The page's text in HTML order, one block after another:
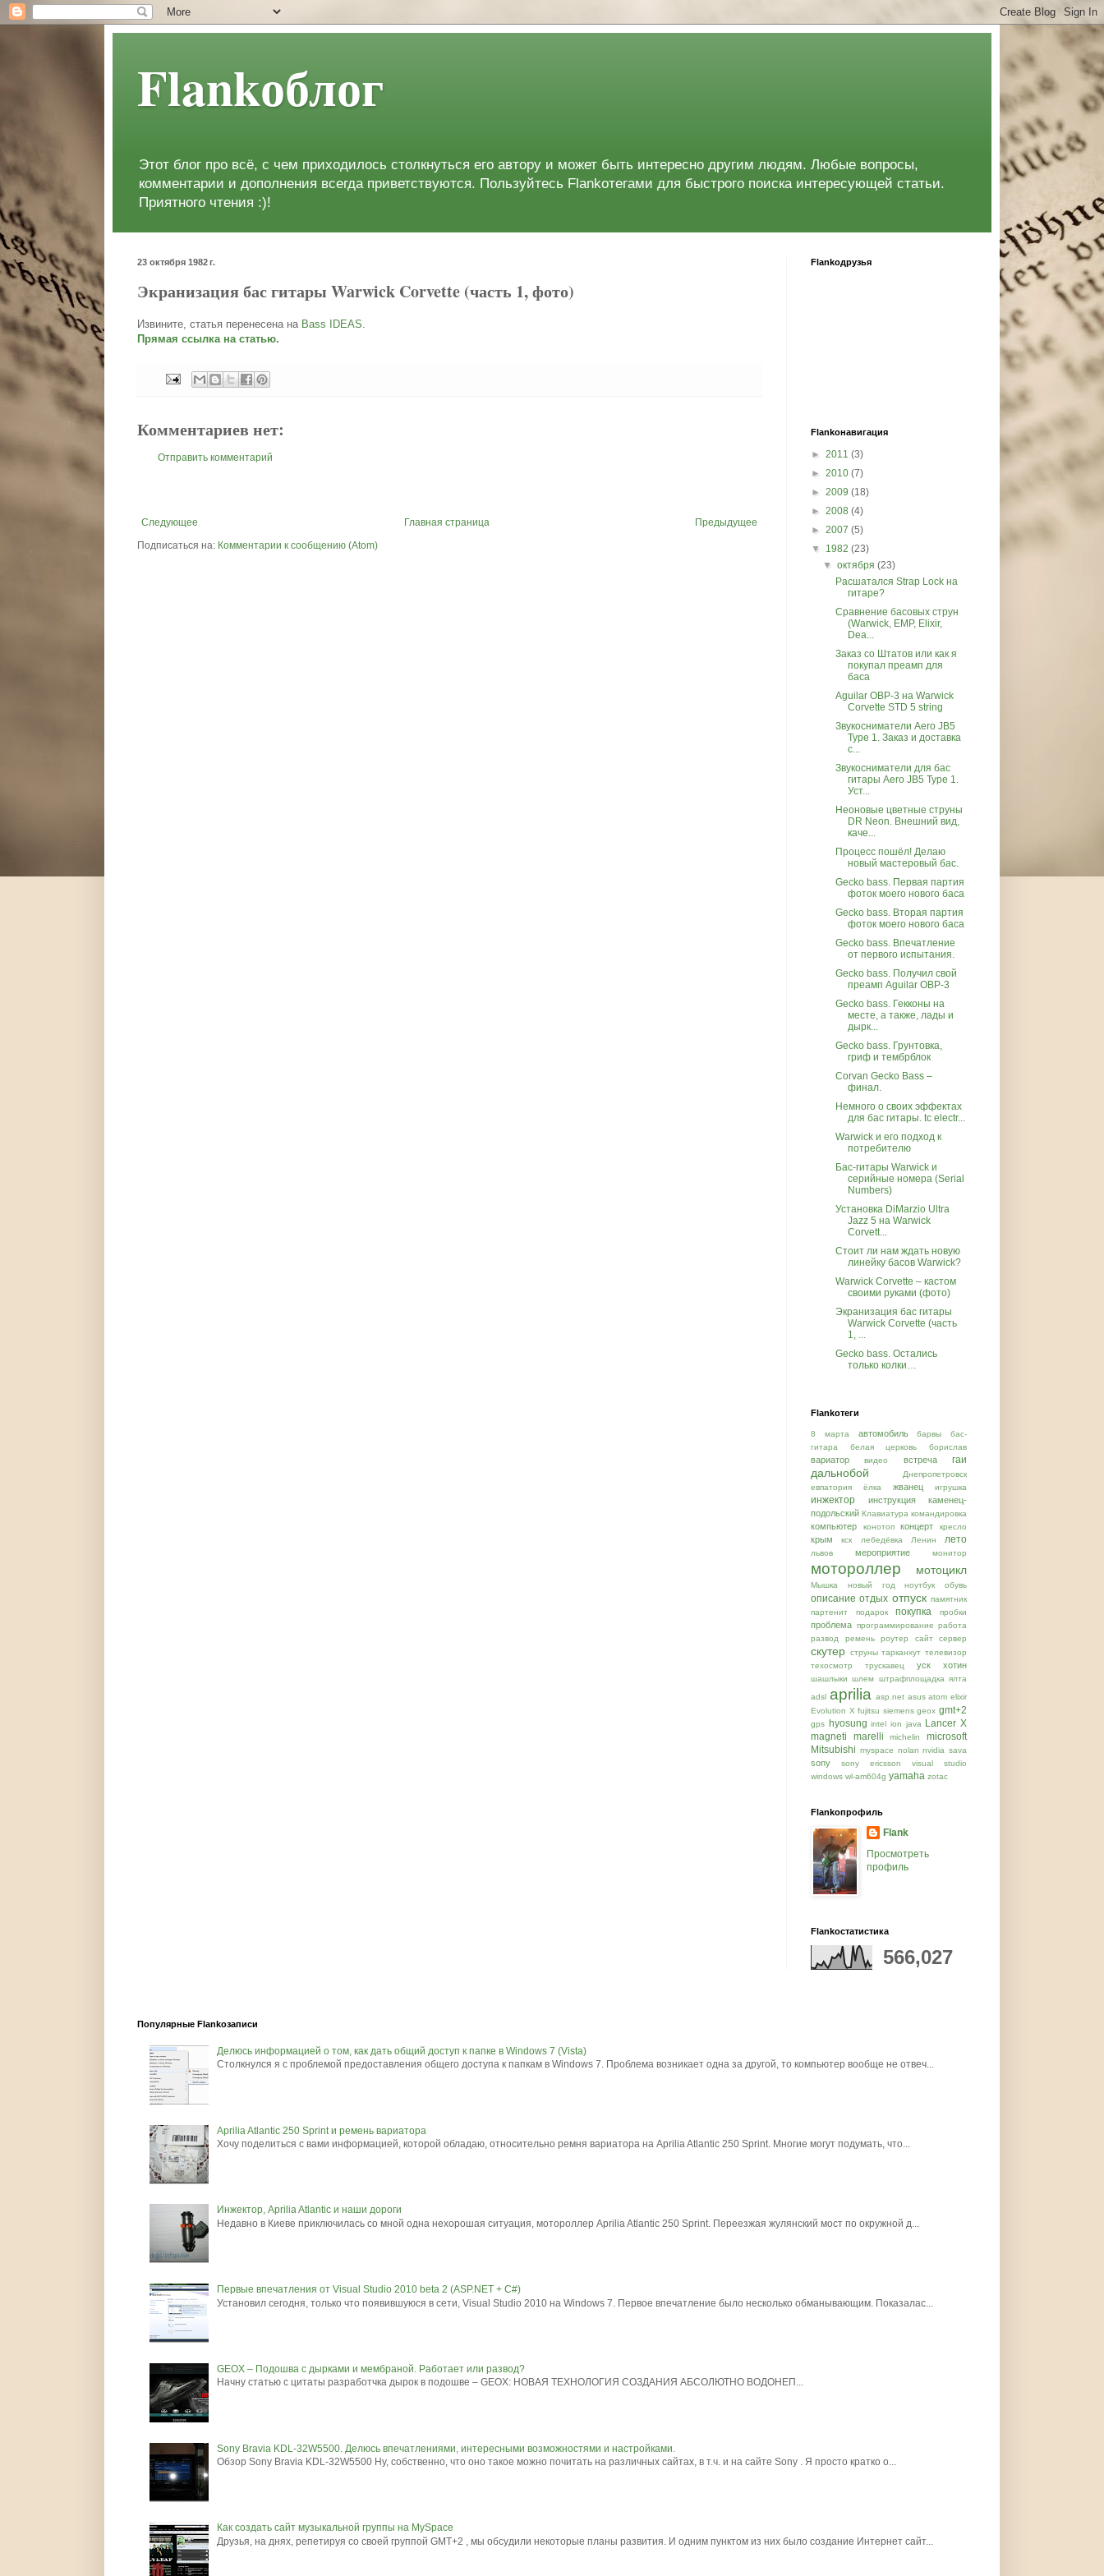
Flankоблог
Этот блог про всё, с чем приходилось столкнуться его автору и может быть интересно другим людям. Любые вопросы,
комментарии и дополнения всегда приветствуются. Пользуйтесь Flankoтегами для быстрого поиска интересующей статьи.
Приятного чтения :)!
23 октября 1982 г.
Экранизация бас гитары Warwick Corvette (часть 1, фото)
Извините, статья перенесена на Bass IDEAS
Прямая ссылка на статью.
Комментариев нет:
Отправить комментарий
Следующее Предыдущее
Главная страница
Подписаться на: Комментарии к сообщению (Atom)
Flankoдрузья
Flankонавигация
► 2011 (3)
► 2010 (7)
► 2009 (18)
► 2008 (4)
► 2007 (5)
▼ 1982 (23)
▼октября(23)
Расшатался Strap Lock на
гитаре?
Сравнение басовых струн
(Warwick, EMP, Elixir,
Dea...
Заказ со Штатов или как я
покупал преамп для
баса
Aguilar OBP-3 на Warwick
Corvette STD 5 string
Звукосниматели Aero JB5
Type 1. Заказ и доставка
с...
Звукосниматели для бас
гитары Aero JB5 Type 1.
Уст...
Неоновые цветные струны
DR Neon. Внешний вид,
каче...
Процесс пошёл! Делаю
новый мастеровый бас.
Gecko bass. Первая партия
фоток моего нового баса
Gecko bass. Вторая партия
фоток моего нового баса
Gecko bass. Впечатление
от первого испытания.
Gecko bass. Получил свой
преамп Aguilar OBP-3
Gecko bass. Гекконы на
месте, а также, лады и
дырк...
Gecko bass. Грунтовка,
гриф и тембрблок
Corvan Gecko Bass –
финал.
Немного о своих эффектах
для бас гитары. tc electr...
Warwick и его подход к
потребителю
Бас-гитары Warwick и
серийные номера (Serial
Numbers)
Установка DiMarzio Ultra
Jazz 5 на Warwick
Corvett...
Стоит ли нам ждать новую
линейку басов Warwick?
Warwick Corvette – кастом
своими руками (фото)
Экранизация бас гитары
Warwick Corvette (часть
1, ...
Gecko bass. Остались
только колки…
Flankотеги
8 марта автомобиль барвы
бас-
гитара
белая церковь борислав
вариатор видео встреча гаи
дальнобой
Днепропетровск
евпатория
ёлка жванец игрушка
инжектор инструкция
каменец-
подольский Клавиатура командировка
компьютер конотоп концерт кресло
крым кск лебедёвка Ленин лето
львов мероприятие монитор
мотороллер мотоцикл
Мышка новый год ноутбук обувь
описание отдых отпуск памятник
партенит
подарок покупка пробки
проблема программирование работа
развод
ремень роутер сайт сервер
скутер струны тарканхут телевизор
техосмотр
трускавец уск хотин
шашлыки шлем штрафплощадка ялта
adsl aprilia asp.net asus atom elixir
Evolution X fujitsu siemens geox gmt+2
gps hyosung intel ion java Lancer X
magneti marelli
michelin
microsoft
Mitsubishi myspace nolan nvidia sava
sony sony ericsson
visual studio
windows wl-am604g yamaha zotac
Flankопрофиль
Flank
Просмотреть
профиль
Flankoстатистика
566,027
Популярные Flankoзаписи
Делюсь информацией о том, как дать общий доступ к папке в Windows 7 (Vista)
Столкнулся я с проблемой предоставления общего доступа к папкам в Windows 7. Проблема возникает одна за другой, то компьютер вообще не отвеч...
Aprilia Atlantic 250 Sprint и ремень вариатора
Хочу поделиться с вами информацией, которой обладаю, относительно ремня вариатора на Aprilia Atlantic 250 Sprint. Многие могут подумать, что...
Инжектор, Aprilia Atlantic и наши дороги
Недавно в Киеве приключилась со мной одна нехорошая ситуация, мотороллер Aprilia Atlantic 250 Sprint. Переезжая жулянский мост по окружной д...
Первые впечатления от Visual Studio 2010 beta 2 (ASP.NET + C#)
Установил сегодня, только что появившуюся в сети, Visual Studio 2010 на Windows 7. Первое впечатление было несколько обманывающим. Показалас...
GEOX – Подошва с дырками и мембраной. Работает или развод?
Начну статью с цитаты разработчка дырок в подошве – GEOX: НОВАЯ ТЕХНОЛОГИЯ СОЗДАНИЯ АБСОЛЮТНО ВОДОНЕП...
Sony Bravia KDL-32W5500. Делюсь впечатлениями, интересными возможностями и настройками.
Обзор Sony Bravia KDL-32W5500 Ну, собственно, что оно такое можно почитать на различных сайтах, в т.ч. и на сайте Sony . Я просто кратко о...
Как создать сайт музыкальной группы на MySpace
Друзья, на днях, репетируя со своей группой GMT+2 , мы обсудили некоторые планы развития. И одним пунктом из них было создание Интернет сайт...